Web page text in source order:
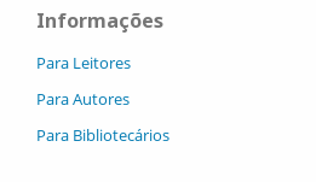
Informações
Para Leitores
Para Autores
Para Bibliotecários